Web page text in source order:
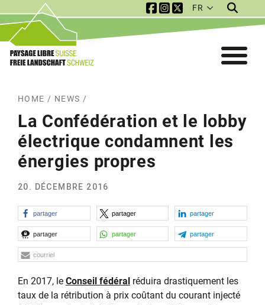
Service Navigation
FR
HOME / NEWS /
La Confédération et le lobby
électrique condamnent les
énergies propres
20. DÉCEMBRE 2016
partager partager partager
partager partager partager
courriel
En 2017, le Conseil fédéral réduira drastiquement les
taux de la rétribution à prix coûtant du courant injecté